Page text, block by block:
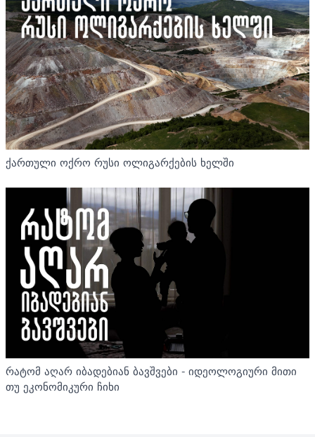
ქართული ოქრო რუსი ოლიგარქების ხელში
რატომ აღარ იბადებიან ბავშვები - იდეოლოგიური მითი
თუ ეკონომიკური ჩიხი